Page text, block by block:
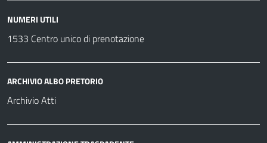
NUMERI UTILI
1533 Centro unico di prenotazione
ARCHIVIO ALBO PRETORIO
Archivio Atti